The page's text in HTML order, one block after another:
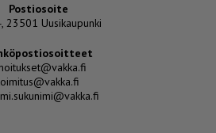
Postiosoite
23501 Uusikaupunki